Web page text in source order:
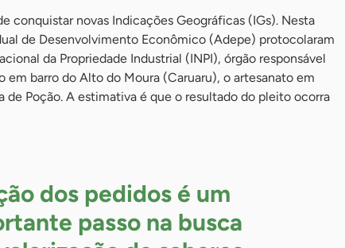
conquistar novas Indicações Geográficas (IGs). Nesta
de Desenvolvimento Econômico (Adepe) protocolaram
da Propriedade Industrial (INPI), órgão responsável
em barro do Alto do Moura (Caruaru), o artesanato em
de Poção. A estimativa é que o resultado do pleito ocorra
dos pedidos é um
passo na busca